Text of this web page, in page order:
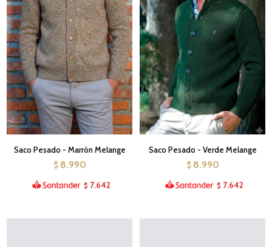
Saco Pesado - Marrón Melange
$ 8.990
$ 7.642
Saco Pesado - Verde Melange
$ 8.990
$ 7.642